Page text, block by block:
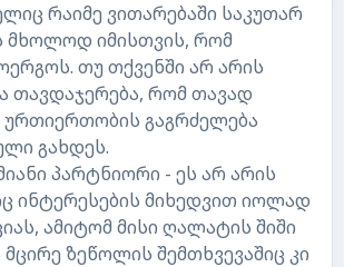
რაიმე ვითარებაში საკუთარ
მხოლოდ იმისთვის, რომ
თუ თქვენში არ არის
თავდაჯერება, რომ თავად
გაგრძელება
გახდეს.
პარტნიორი - ეს არ არის
ინტერესების მიხედვით იოლად
ამიტომ მისი ღალატის შიში
მცირე ზეწოლის შემთხვევაშიც კი